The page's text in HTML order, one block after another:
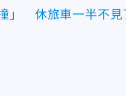
」 休旅車一半不見